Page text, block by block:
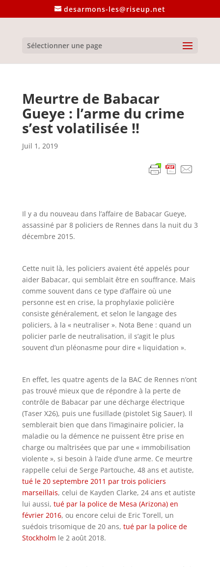
desarmons-les@riseup.net
Sélectionner une page
Meurtre de Babacar
Gueye : l’arme du crime
s’est volatilisée !!
Juil 1, 2019
Il y a du nouveau dans l’affaire de Babacar Gueye,
assassiné par 8 policiers de Rennes dans la nuit du 3
décembre 2015.
Cette nuit là, les policiers avaient été appelés pour
aider Babacar, qui semblait être en souffrance. Mais
comme souvent dans ce type d’affaire où une
personne est en crise, la prophylaxie policière
consiste généralement, et selon le langage des
policiers, à la « neutraliser ». Nota Bene : quand un
policier parle de neutralisation, il s’agit le plus
souvent d’un pléonasme pour dire « liquidation ».
En effet, les quatre agents de la BAC de Rennes n’ont
pas trouvé mieux que de répondre à la perte de
contrôle de Babacar par une décharge électrique
(Taser X26), puis une fusillade (pistolet Sig Sauer). Il
semblerait bien que dans l’imaginaire policier, la
maladie ou la démence ne puissent être prise en
charge ou maîtrisées que par une « immobilisation
violente », si besoin à l’aide d’une arme. Ce meurtre
rappelle celui de Serge Partouche, 48 ans et autiste,
tué le 20 septembre 2011 par trois policiers
marseillais, celui de Kayden Clarke, 24 ans et autiste
lui aussi, tué par la police de Mesa (Arizona) en
février 2016, ou encore celui de Eric Torell, un
suédois trisomique de 20 ans, tué par la police de
Stockholm le 2 août 2018.